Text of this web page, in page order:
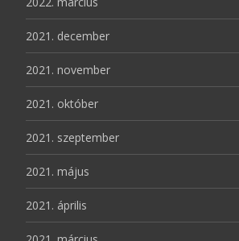
2021. december
2021. november
2021. október
2021. szeptember
2021. május
2021. április